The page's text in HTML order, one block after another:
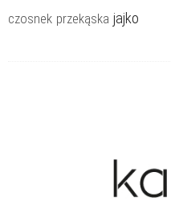
czosnek przekąska jajko